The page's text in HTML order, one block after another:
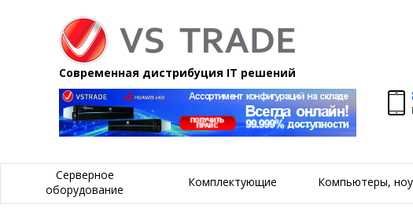
Современная дистрибуция IT решений
Серверное
оборудование
Комплектующие Компьютеры,